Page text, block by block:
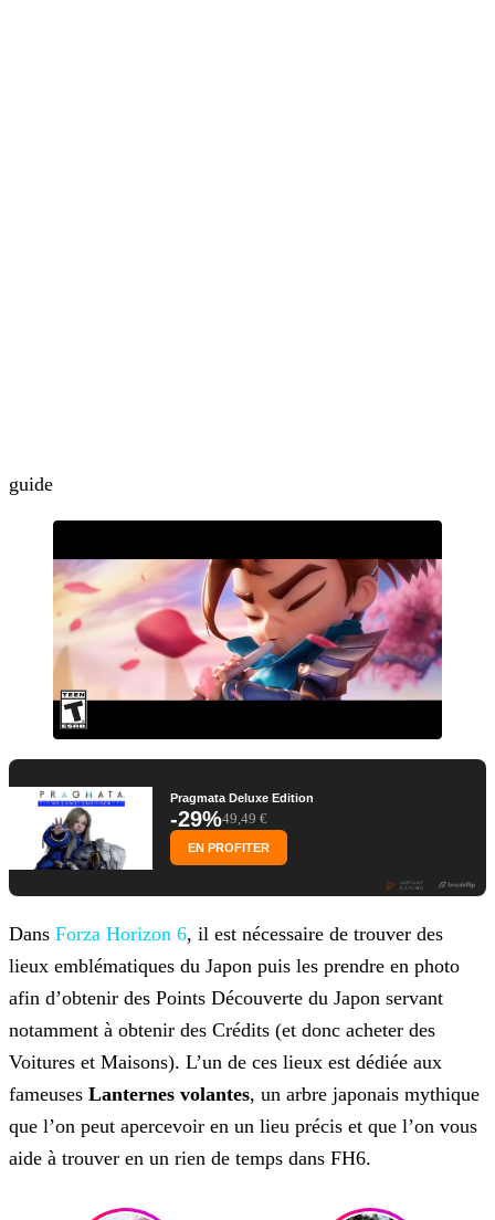
guide
Pragmata Deluxe Edition
-29%49,49 €
EN PROFITER
Dans Forza Horizon 6, il est nécessaire de trouver des
lieux emblématiques du Japon puis les prendre en photo
afin d’obtenir des Points Découverte du Japon servant
notamment à obtenir des Crédits (et donc acheter des
Voitures et Maisons). L’un de ces lieux est dédiée aux
fameuses Lanternes volantes, un arbre japonais mythique
que l’on peut apercevoir en un lieu précis et que l’on vous
aide à trouver en un rien de temps dans FH6.